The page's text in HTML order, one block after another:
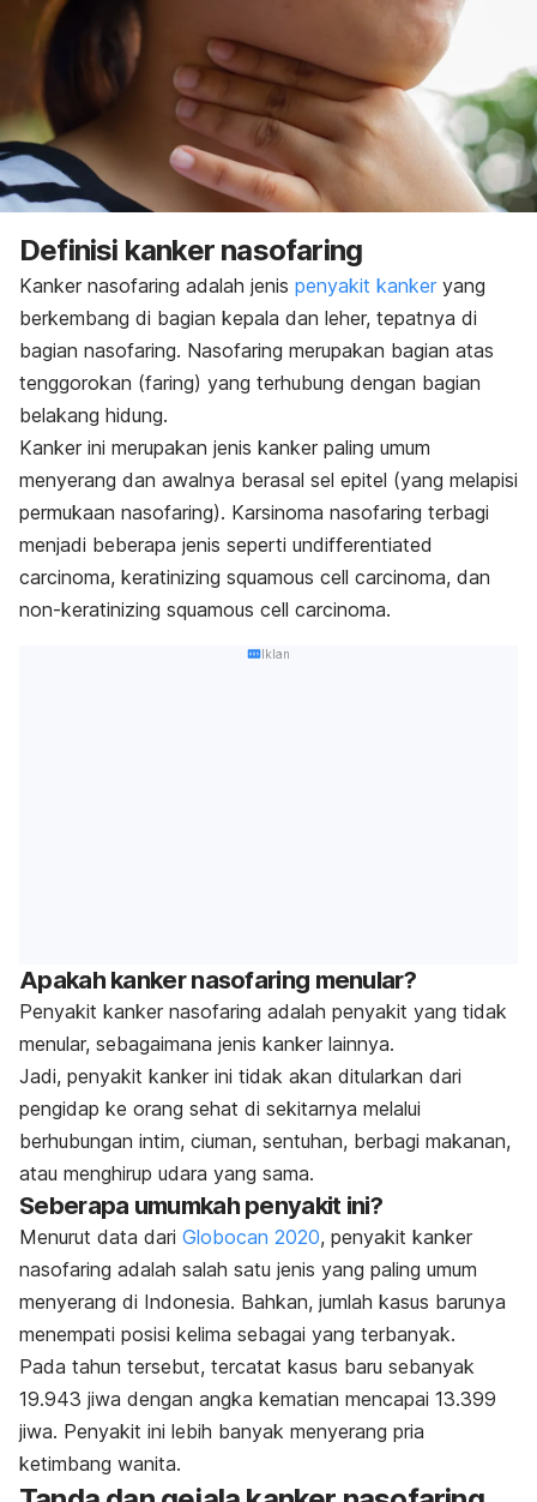
Definisi kanker nasofaring
Kanker nasofaring adalah jenis penyakit kanker yang
berkembang di bagian kepala dan leher, tepatnya di
bagian nasofaring. Nasofaring merupakan bagian atas
tenggorokan (faring) yang terhubung dengan bagian
belakang hidung.
Kanker ini merupakan jenis kanker paling umum
menyerang dan awalnya berasal sel epitel (yang melapisi
permukaan nasofaring). Karsinoma nasofaring terbagi
menjadi beberapa jenis seperti undifferentiated
carcinoma, keratinizing squamous cell carcinoma, dan
non-keratinizing squamous cell carcinoma.
Iklan
Apakah kanker nasofaring menular?
Penyakit kanker nasofaring adalah penyakit yang tidak
menular, sebagaimana jenis kanker lainnya.
Jadi, penyakit kanker ini tidak akan ditularkan dari
pengidap ke orang sehat di sekitarnya melalui
berhubungan intim, ciuman, sentuhan, berbagi makanan,
atau menghirup udara yang sama.
Seberapa umumkah penyakit ini?
Menurut data dari Globocan 2020, penyakit kanker
nasofaring adalah salah satu jenis yang paling umum
menyerang di Indonesia. Bahkan, jumlah kasus barunya
menempati posisi kelima sebagai yang terbanyak.
Pada tahun tersebut, tercatat kasus baru sebanyak
19.943 jiwa dengan angka kematian mencapai 13.399
jiwa. Penyakit ini lebih banyak menyerang pria
ketimbang wanita.